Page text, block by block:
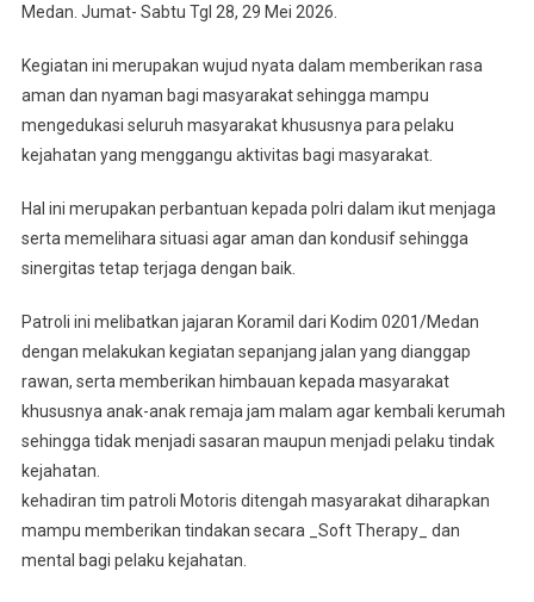
Serda
Wilson
Sinaga,
Melaksanakan
Motoris
Demi
Kodim
Medan. Jumat- Sabtu Tgl 28, 29 Mei 2026.
Kegiatan ini merupakan wujud nyata dalam memberikan rasa
aman dan nyaman bagi masyarakat sehingga mampu
mengedukasi seluruh masyarakat khususnya para pelaku
kejahatan yang menggangu aktivitas bagi masyarakat.
Hal ini merupakan perbantuan kepada polri dalam ikut menjaga
serta memelihara situasi agar aman dan kondusif sehingga
sinergitas tetap terjaga dengan baik.
Patroli ini melibatkan jajaran Koramil dari Kodim 0201/Medan
dengan melakukan kegiatan sepanjang jalan yang dianggap
rawan, serta memberikan himbauan kepada masyarakat
khususnya anak-anak remaja jam malam agar kembali kerumah
sehingga tidak menjadi sasaran maupun menjadi pelaku tindak
kejahatan.
kehadiran tim patroli Motoris ditengah masyarakat diharapkan
mampu memberikan tindakan secara _Soft Therapy_ dan
mental bagi pelaku kejahatan.